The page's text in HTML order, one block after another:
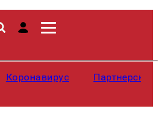
Коронавирус